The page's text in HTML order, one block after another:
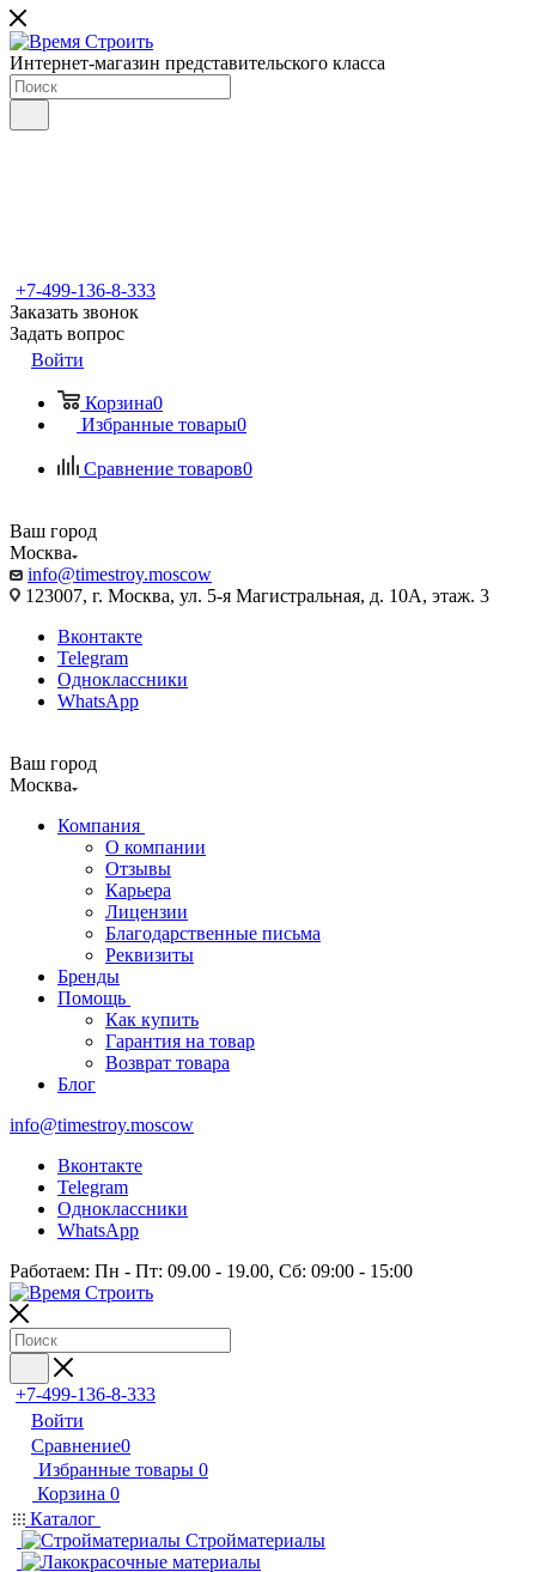
Интернет-магазин представительского класса
+7-499-136-8-333
Заказать звонок
Задать вопрос
Войти
Корзина0
Избранные товары0
Сравнение товаров0
Ваш город
Москва
info@timestroy.moscow
123007, г. Москва, ул. 5-я Магистральная, д. 10А, этаж. 3
Вконтакте
Telegram
Одноклассники
WhatsApp
Ваш город
Москва
Компания
О компании
Отзывы
Карьера
Лицензии
Благодарственные письма
Реквизиты
Бренды
Помощь
Как купить
Гарантия на товар
Возврат товара
Блог
info@timestroy.moscow
Вконтакте
Telegram
Одноклассники
WhatsApp
Работаем: Пн - Пт: 09.00 - 19.00, Сб: 09:00 - 15:00
+7-499-136-8-333
Войти
Сравнение0
Избранные товары 0
Корзина 0
Каталог
Стройматериалы